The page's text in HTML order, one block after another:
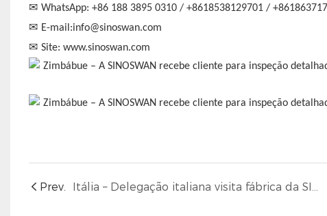
✉ WhatsApp: +86 188 3895 0310 / +8618538129701 /
✉ E-mail:info@sinoswan.com
✉ Site: www.sinoswan.com
Prev.